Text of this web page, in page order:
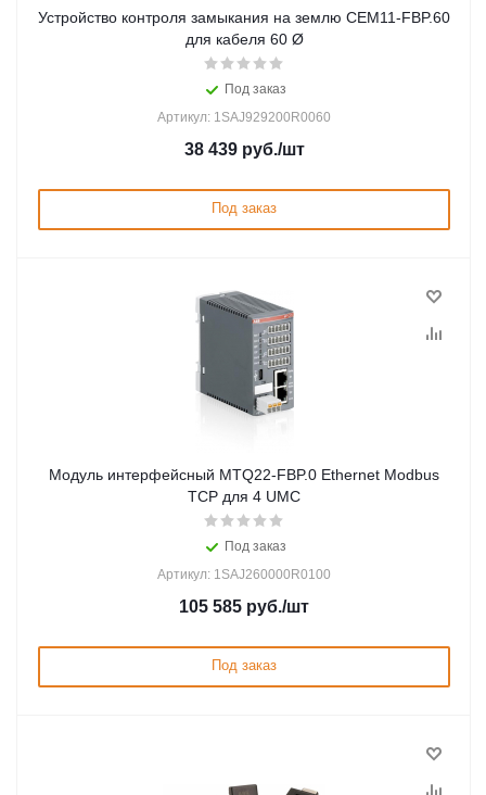
Устройство контроля замыкания на землю CEM11-FBP.60
для кабеля 60 Ø
Под заказ
Артикул: 1SAJ929200R0060
38 439руб./шт
Под заказ
Модуль интерфейсный MTQ22-FBP.0 Ethernet Modbus
TCP для 4 UMC
Под заказ
Артикул: 1SAJ260000R0100
105 585 руб./шт
Под заказ